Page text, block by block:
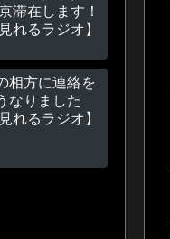
滞在します！
れるラジオ】
相方に連絡を
なりました
れるラジオ】